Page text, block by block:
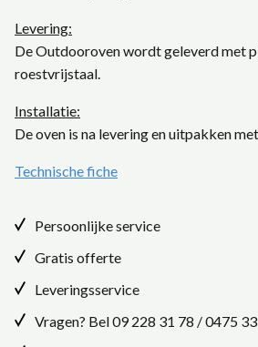
Levering:
De Outdooroven wordt geleverd met
roestvrijstaal.
Installatie:
De oven is na levering en uitpakken
Technische fiche
Persoonlijke service
Gratis offerte
Leveringsservice
Vragen? Bel09 228 31 78 /0475